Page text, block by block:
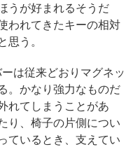
うが好まれるそうだ
われてきたキーの相対
思う。
は従来どおりマグネッ
。かなり強力なものだ
れてしまうことがあ
り、椅子の片側につい
ているとき、支えてい